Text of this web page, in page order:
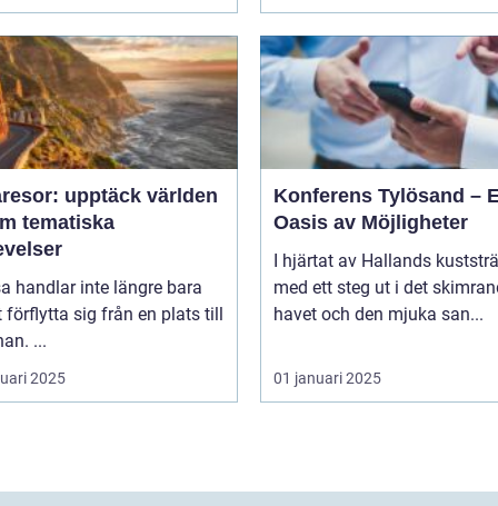
upptäck världen
tematiska
handlar inte längre bara
förflytta sig från en plats till
...
2025
Konferens Tylösand –
Oasis av Möjligheter
I hjärtat av Hallands
med ett steg ut i det
havet och den mjuka san...
01 januari 2025